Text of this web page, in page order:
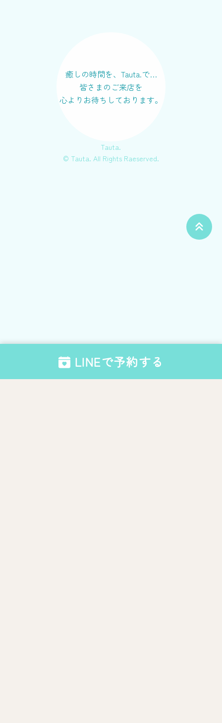
癒しの時間を、Tauta.で…
皆さまのご来店を
心よりお待ちしております。
Tauta.
© Tauta. All Rights Raeserved.
LINEで予約する